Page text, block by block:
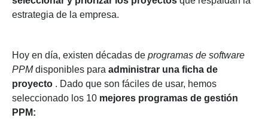
estrategia de la empresa.
Hoy en día, existen décadas de programas de software
PPM disponibles para administrar una ficha de
proyecto . Dado que son fáciles de usar, hemos
seleccionado los 10 mejores programas de gestión
PPM: